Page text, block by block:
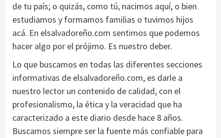
de tu país; o quizás, como tú, nacimos aquí, o bien
estudiamos y formamos familias o tuvimos hijos
acá. En elsalvadoreño.com sentimos que podemos
hacer algo por el prójimo. Es nuestro deber.
Lo que buscamos en todas las diferentes secciones
informativas de elsalvadoreño.com, es darle a
nuestro lector un contenido de calidad, con el
profesionalismo, la ética y la veracidad que ha
caracterizado a este diario desde hace 8 años.
Buscamos siempre ser la fuente más confiable para